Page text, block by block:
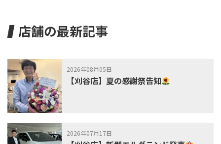
店舗の最新記事
2026年08月05日
【刈谷店】夏の感謝祭告知
2026年07月17日